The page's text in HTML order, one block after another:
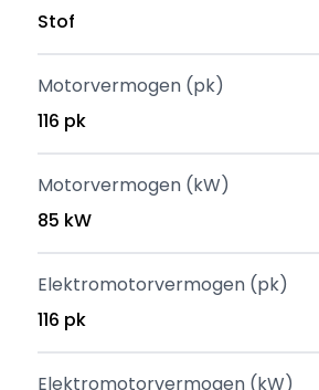
Stof
Motorvermogen (pk)
116 pk
Motorvermogen (kW)
85 kW
Elektromotorvermogen (pk)
116 pk
Elektromotorvermogen (kW)